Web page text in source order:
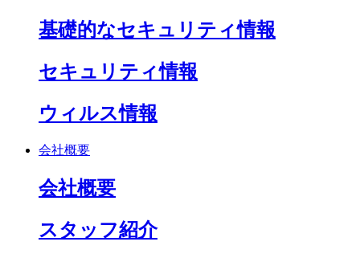
基礎的なセキュリティ情報
セキュリティ情報
ウィルス情報
会社概要
会社概要
スタッフ紹介